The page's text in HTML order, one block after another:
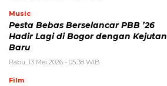
Music
Pesta Bebas Berselancar PBB ’26
Hadir Lagi di Bogor dengan Kejutan
Baru
Rabu, 13 Mei 2026 - 05:38 WIB
Film